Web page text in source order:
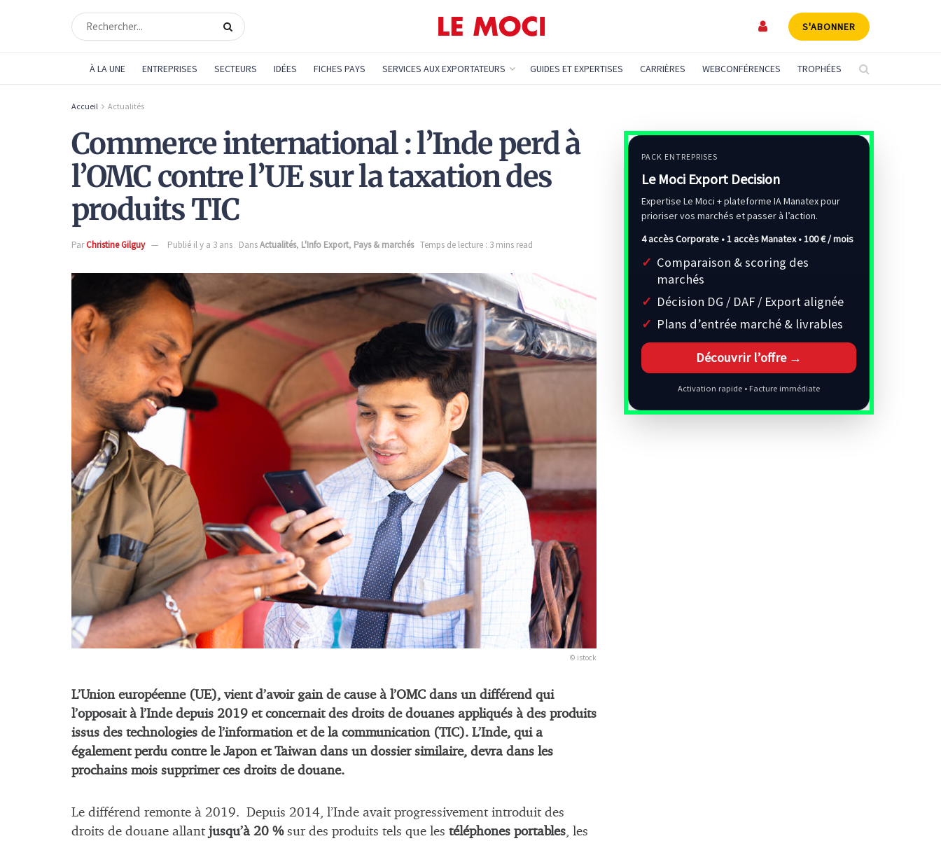
S'ABONNER
À LA UNE ENTREPRISES SECTEURS IDÉES FICHES PAYS SERVICES AUX EXPORTATEURS GUIDES ET EXPERTISES CARRIÈRES WEBCONFÉRENCES TROPHÉES
Accueil Actualités
Commerce international : l’Inde perd à
l’OMC contre l’UE sur la taxation des
produits TIC
ParChristine Gilguy Publié il y a 3 ans DansActualités, L'Info Export, Pays & marchés Temps de lecture : 3 mins read
© istock
L’Union européenne (UE), vient d’avoir gain de cause à l’OMC dans un différend qui
l’opposait à l’Inde depuis 2019 et concernait des droits de douanes appliqués à des produits
issus des technologies de l’information et de la communication (TIC). L’Inde, qui a
également perdu contre le Japon et Taiwan dans un dossier similaire, devra dans les
prochains mois supprimer ces droits de douane.
Le différend remonte à 2019. Depuis 2014, l’Inde avait progressivement introduit des
droits de douane allantjusqu’à 20 %sur des produits tels que les téléphones portables, les
PACK ENTREPRISES
Le Moci Export Decision
Expertise Le Moci + plateforme IA Manatex pour
prioriser vos marchés et passer à l’action.
4 accès Corporate • 1 accès Manatex •100 € / mois
Comparaison & scoring des
marchés
Décision DG / DAF / Export alignée
Plans d’entrée marché & livrables
Découvrir l’offre →
Activation rapide • Facture immédiate